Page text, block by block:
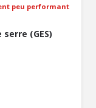
peu performant
(GES)